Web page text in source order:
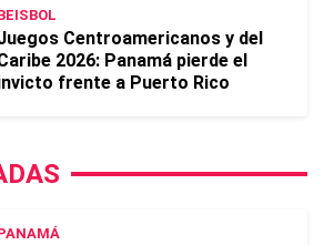
Centroamericanos y del
2026: Panamá pierde el
frente a Puerto Rico